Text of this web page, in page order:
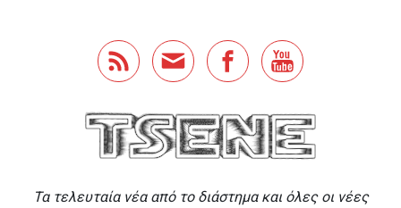
Τα τελευταία νέα από το διάστημα και όλες οι νέες